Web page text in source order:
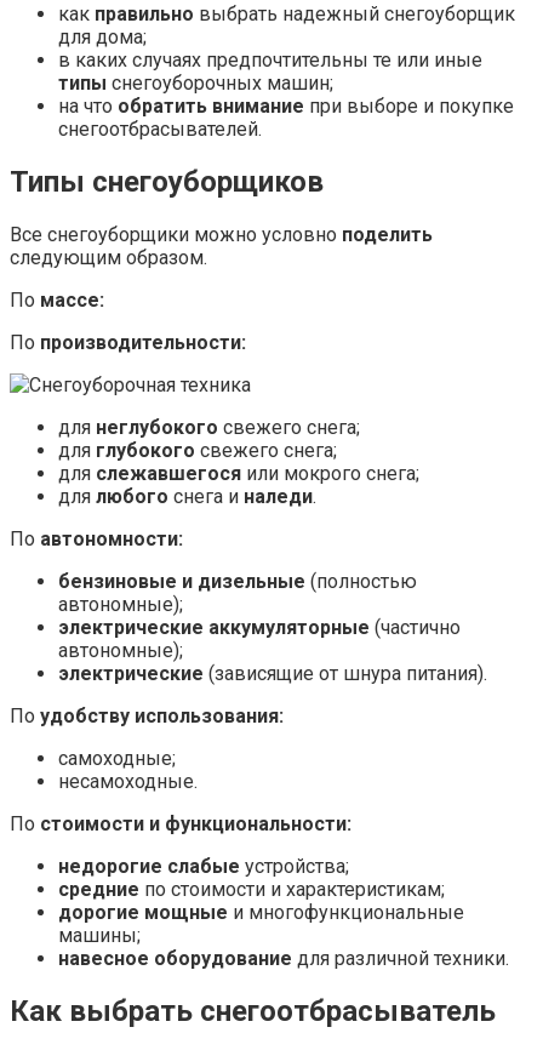
как правильно выбрать надежный снегоуборщик
для дома;
в каких случаях предпочтительны те или иные
типы снегоуборочных машин;
на что обратить внимание при выборе и покупке
снегоотбрасывателей.
Типы снегоуборщиков
Все снегоуборщики можно условно поделить
следующим образом.
По массе:
По производительности:
для неглубокого свежего снега;
для глубокого свежего снега;
для слежавшегося или мокрого снега;
для любого снега и наледи.
По автономности:
бензиновые и дизельные (полностью
автономные);
электрические аккумуляторные (частично
автономные);
электрические (зависящие от шнура питания).
По удобству использования:
самоходные;
несамоходные.
По стоимости и функциональности:
недорогие слабые устройства;
средние по стоимости и характеристикам;
дорогие мощные и многофункциональные
машины;
навесное оборудование для различной техники.
Как выбрать снегоотбрасыватель